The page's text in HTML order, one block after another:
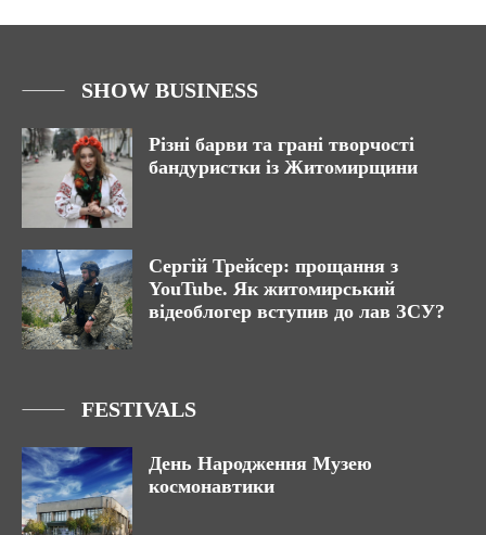
SHOW BUSINESS
Різні барви та грані творчості
бандуристки із Житомирщини
Сергій Трейсер: прощання з
YouTube. Як житомирський
відеоблогер вступив до лав ЗСУ?
FESTIVALS
День Народження Музею
космонавтики